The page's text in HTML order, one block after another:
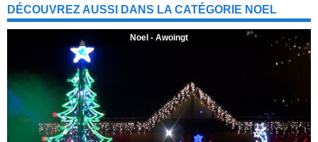
DÉCOUVREZ AUSSI DANS LA CATÉGORIE NOEL
Noel - Awoingt